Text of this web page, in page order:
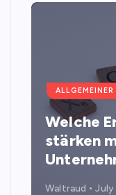
Welche
stärken
Waltraud July